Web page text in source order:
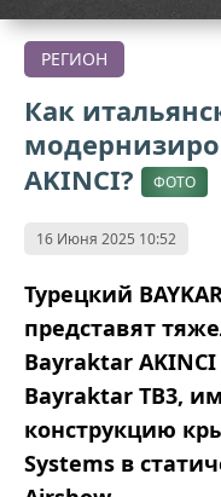
РЕГИОН
Как
AKINCI?
ФОТО
16 Июня 2025 10:52
Турецкий
представят
Bayraktar
Bayraktar TB3,
конструкцию
Systems в